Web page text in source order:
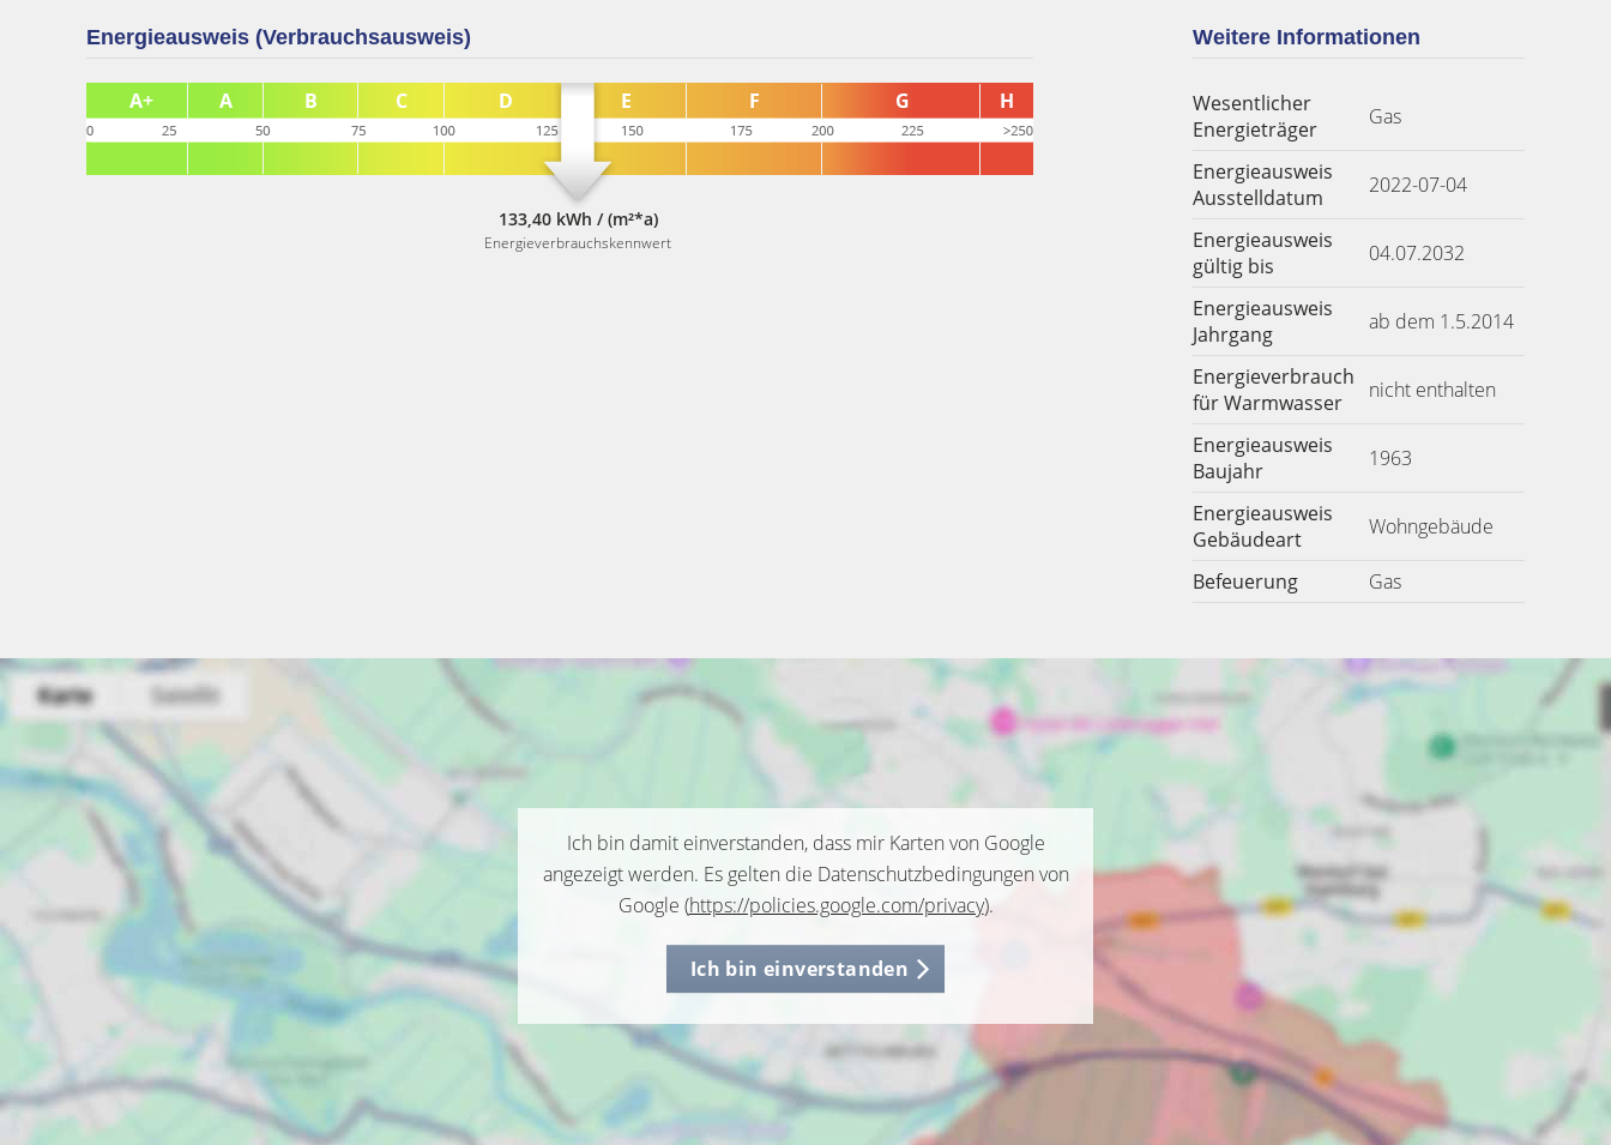
Energieausweis (Verbrauchsausweis)
133,40 kWh / (m²*a)
Energieverbrauchskennwert
Weitere Informationen
Wesentlicher
Energieträger
Gas
Energieausweis
Ausstelldatum
2022-07-04
Energieausweis
gültig bis
04.07.2032
Energieausweis
Jahrgang
ab dem 1.5.2014
Energieverbrauch
für Warmwasser
nicht enthalten
Energieausweis
Baujahr
1963
Energieausweis
Gebäudeart
Wohngebäude
Befeuerung Gas
Ich bin damit einverstanden, dass mir Karten von Google
angezeigt werden. Es gelten die Datenschutzbedingungen von
Google (https://policies.google.com/privacy).
Ich bin einverstanden